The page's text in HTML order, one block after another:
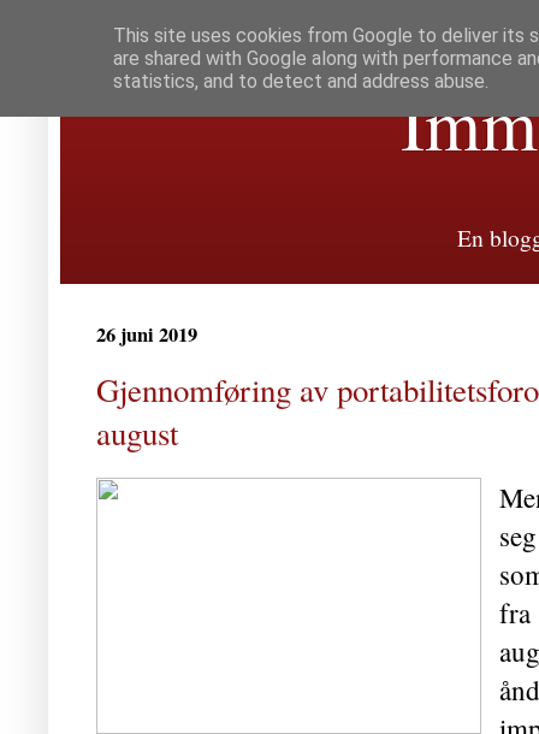
En
26 juni 2019
Gjennomføring av
august
This site uses cookies from Google to deliver its
are shared with Google along with performance
statistics, and to detect and address abuse.